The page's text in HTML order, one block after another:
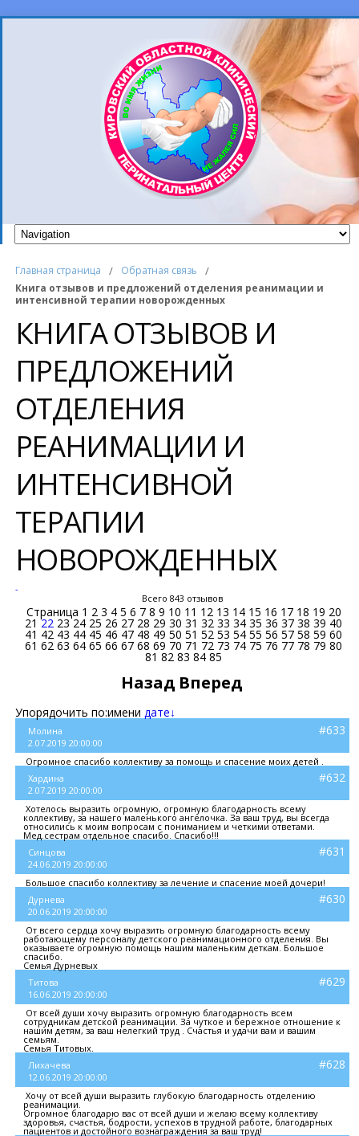
Главная страница / Обратная связь /
Книга отзывов и предложений отделения реанимации и
интенсивной терапии новорожденных
КНИГА ОТЗЫВОВ И
ПРЕДЛОЖЕНИЙ
ОТДЕЛЕНИЯ
РЕАНИМАЦИИ И
ИНТЕНСИВНОЙ
ТЕРАПИИ
НОВОРОЖДЕННЫХ
-
Всего 843 отзывов
Страница 1 2 3 4 5 6 7 8 9 10 11 12 13 14 15 16 17 18 19 20
21 22 23 24 25 26 27 28 29 30 31 32 33 34 35 36 37 38 39 40
41 42 43 44 45 46 47 48 49 50 51 52 53 54 55 56 57 58 59 60
61 62 63 64 65 66 67 68 69 70 71 72 73 74 75 76 77 78 79 80
81 82 83 84 85
Назад Вперед
Упорядочить по:имени дате↓
Молина
2.07.2019 20:00:00
#633
Огромное спасибо коллективу за помощь и спасение моих детей .
Хардина
2.07.2019 20:00:00
#632
Хотелось выразить огромную, огромную благодарность всему
коллективу, за нашего маленького ангелочка. За ваш труд, вы всегда
относились к моим вопросам с пониманием и четкими ответами.
Мед.сестрам отдельное спасибо. Спасибо!!!
Синцова
24.06.2019 20:00:00
#631
Большое спасибо коллективу за лечение и спасение моей дочери!
Дурнева
20.06.2019 20:00:00
#630
От всего сердца хочу выразить огромную благодарность всему
работающему персоналу детского реанимационного отделения. Вы
оказываете огромную помощь нашим маленьким деткам. Большое
спасибо.
Семья Дурневых
Титова
16.06.2019 20:00:00
#629
От всей души хочу выразить огромную благодарность всем
сотрудникам детской реанимации. За чуткое и бережное отношение к
нашим детям, за ваш нелегкий труд . Счастья и удачи вам и вашим
семьям.
Семья Титовых.
Лихачева
12.06.2019 20:00:00
#628
Хочу от всей души выразить глубокую благодарность отделению
реанимации.
Огромное благодарю вас от всей души и желаю всему коллективу
здоровья, счастья, бодрости, успехов в трудной работе, благодарных
пациентов и достойного вознаграждения за ваш труд!